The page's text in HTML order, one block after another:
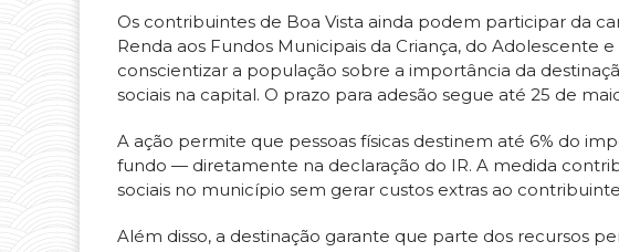
Os contribuintes de Boa Vista ainda podem participar da
Renda aos Fundos Municipais da Criança, do Adolescente
conscientizar a população sobre a importância da
sociais na capital. O prazo para adesão segue até 25 de
A ação permite que pessoas físicas destinem até 6% do
fundo — diretamente na declaração do IR. A medida
sociais no município sem gerar custos extras ao
Além disso, a destinação garante que parte dos recursos